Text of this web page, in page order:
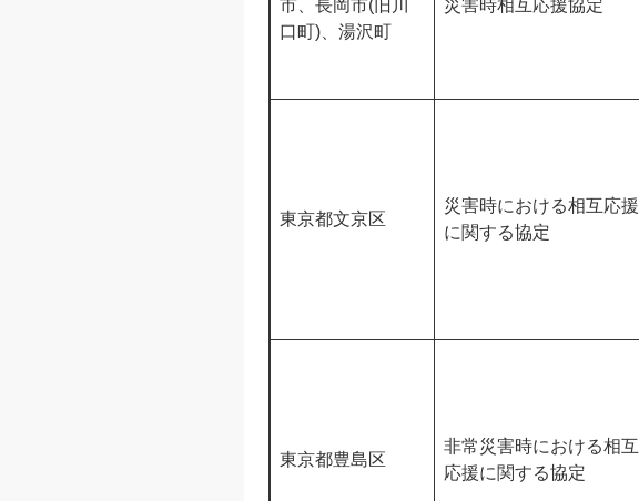
市、長岡市(旧川
口町)、湯沢町
災害時相互応援協定
東京都文京区
災害時における相互応援
に関する協定
東京都豊島区
非常災害時における相互
応援に関する協定